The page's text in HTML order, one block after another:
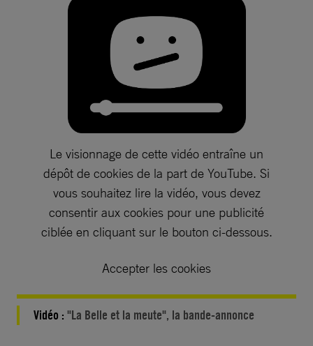
Le visionnage de cette vidéo entraîne un
dépôt de cookies de la part de YouTube. Si
vous souhaitez lire la vidéo, vous devez
consentir aux cookies pour une publicité
ciblée en cliquant sur le bouton ci-dessous.
Accepter les cookies
Vidéo : "La Belle et la meute", la bande-annonce